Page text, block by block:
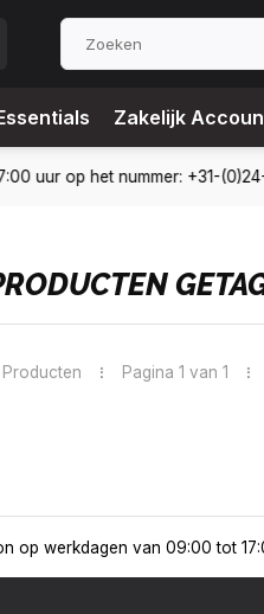
Zakelijk
10% korting met een zakelijk
Pagina 1 van 1
in heel Nederland en België